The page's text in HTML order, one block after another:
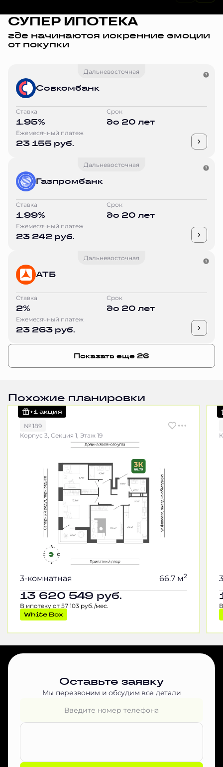
СУПЕР ИПОТЕКА
где начинаются искренние эмоции
от покупки
Дальневосточная
Совкомбанк
Ставка
1.95%
Срок
до 20 лет
Ежемесячный платеж
23 155 руб.
Дальневосточная
Газпромбанк
Ставка
1.99%
Срок
до 20 лет
Ежемесячный платеж
23 242 руб.
Дальневосточная
АТБ
Ставка
2%
Срок
до 20 лет
Ежемесячный платеж
23 263 руб.
Показать еще 26
Похожие планировки
+1 акция
№ 189
Корпус 3, Секция 1, Этаж 19
3-комнатная 66.7 м2
13 620 549 руб.
В ипотеку от 57 103 руб./мес.
White Box
Оставьте заявку
Мы перезвоним и обсудим все детали